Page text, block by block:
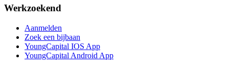
Werkzoekend
Aanmelden
Zoek een bijbaan
YoungCapital IOS App
YoungCapital Android App